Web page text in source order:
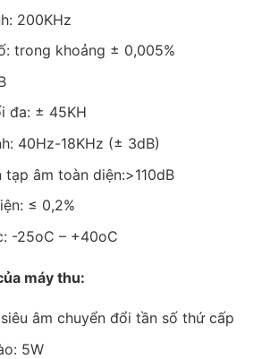
200KHz
trong khoảng ± 0,005%
đa: ± 45KH
40Hz-18KHz (± 3dB)
âm toàn diện:>110dB
≤ 0,2%
-25oC – +40oC
máy thu:
âm chuyển đổi tần số thứ cấp
5W